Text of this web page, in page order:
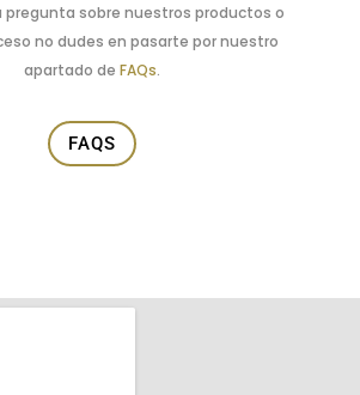
pregunta sobre nuestros productos o
no dudes en pasarte por nuestro
apartado de FAQs.
FAQS